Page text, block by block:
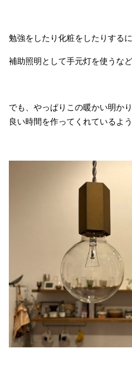
勉強をしたり化粧をしたりする
補助照明として手元灯を使うな
でも、やっぱりこの暖かい明か
良い時間を作ってくれているよ